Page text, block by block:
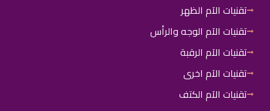
تقنيات الآم الظهر
تقنيات الآم الوجه والرأس
تقنيات الآم الرقبة
تقنيات الآم اخرى
تقنيات الآم الكتف